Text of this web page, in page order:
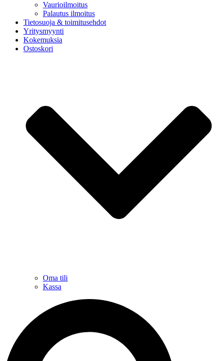
Vaurioilmoitus
Palautus ilmoitus
Tietosuoja & toimitusehdot
Yritysmyynti
Kokemuksia
Ostoskori
Oma tili
Kassa